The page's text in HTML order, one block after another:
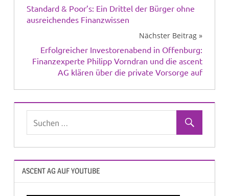
Standard & Poor’s: Ein Drittel der Bürger ohne
ausreichendes Finanzwissen
Nächster Beitrag
Erfolgreicher Investorenabend in Offenburg:
Finanzexperte Philipp Vorndran und die ascent
AG klären über die private Vorsorge auf
ASCENT AG AUF YOUTUBE